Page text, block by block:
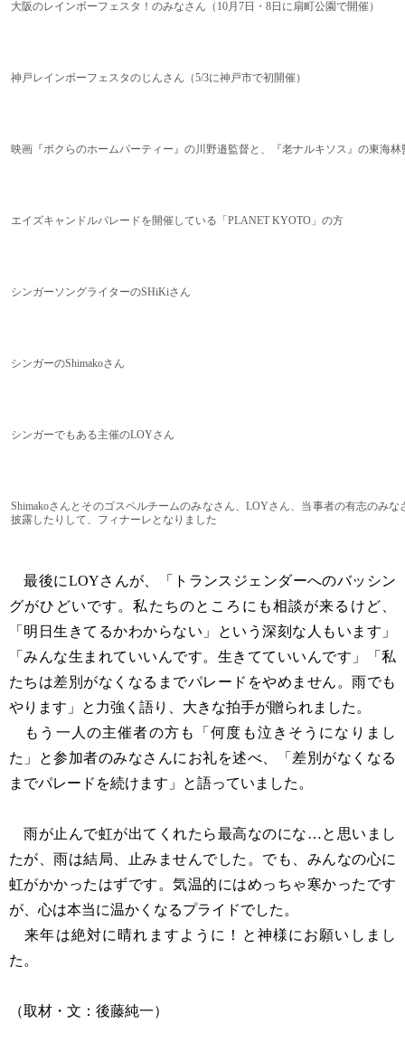
大阪のレインボーフェスタ！のみなさん（10月7日・8日に扇町公園で開催）
神戸レインボーフェスタのじんさん（5/3に神戸市で初開催）
映画『ボクらのホームパーティー』の川野邉監督と、『老ナルキソス』の東海林
エイズキャンドルパレードを開催している「PLANET KYOTO」の方
シンガーソングライターのSHiKiさん
シンガーのShimakoさん
シンガーでもある主催のLOYさん
Shimakoさんとそのゴスペルチームのみなさん、LOYさん、当事者の有志のみ
披露したりして、フィナーレとなりました
最後にLOYさんが、「トランスジェンダーへのバッシン
グがひどいです。私たちのところにも相談が来るけど、
「明日生きてるかわからない」という深刻な人もいます」
「みんな生まれていいんです。生きてていいんです」「私
たちは差別がなくなるまでパレードをやめません。雨でも
やります」と力強く語り、大きな拍手が贈られました。
もう一人の主催者の方も「何度も泣きそうになりまし
た」と参加者のみなさんにお礼を述べ、「差別がなくなる
までパレードを続けます」と語っていました。
雨が止んで虹が出てくれたら最高なのにな…と思いまし
たが、雨は結局、止みませんでした。でも、みんなの心に
虹がかかったはずです。気温的にはめっちゃ寒かったです
が、心は本当に温かくなるプライドでした。
来年は絶対に晴れますように！と神様にお願いしまし
た。
（取材・文：後藤純一）